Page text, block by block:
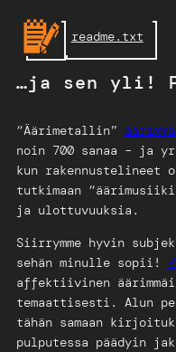
Skip
content
readme.txt
…ja sen yli!
“Äärimetallin”
noin 700 sanaa – ja
kun
tutkimaan
ja ulottuvuuksia.
Siirrymme hyvin
sehän minulle sopii!
affektiivinen
temaattisesti. Alun
tähän samaan
pulputessa päädyin